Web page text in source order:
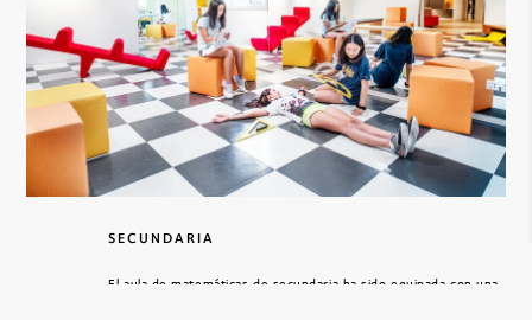
SECUNDARIA
El aula de matemáticas de secundaria ha sido equipada con una